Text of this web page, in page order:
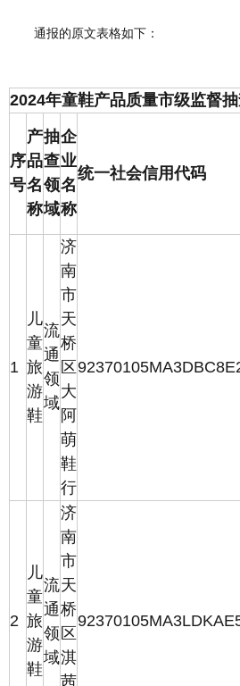
通报的原文表格如下：
2024年童鞋产品质量市级监督
序
号
产
品
名
称
抽
查
领
域
企
业
名
称
统一社会信用代码
1
儿
童
旅
游
鞋
流
通
领
域
济
南
市
天
桥
区
大
阿
萌
鞋
行
2
儿
童
旅
游
鞋
流
通
领
域
济
南
市
天
桥
区
淇
茜